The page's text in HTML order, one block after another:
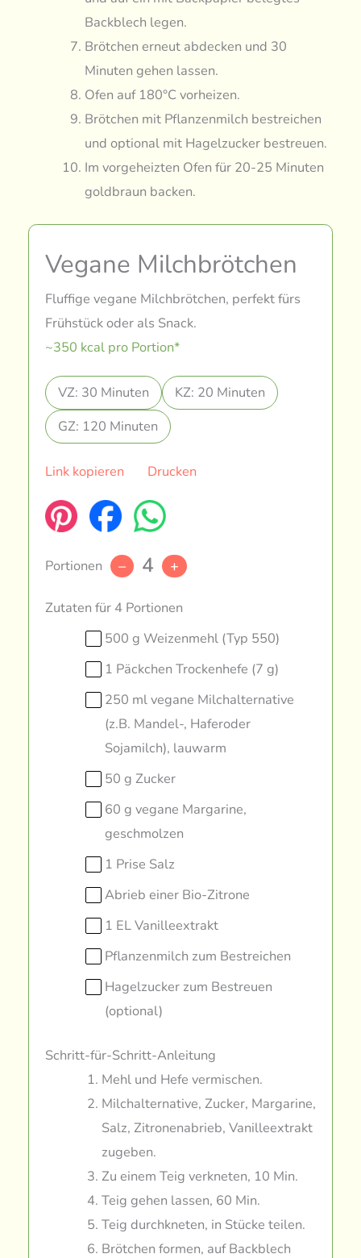
Backblech legen.
Brötchen erneut abdecken und 30
Minuten gehen lassen.
Ofen auf 180°C vorheizen.
Brötchen mit Pflanzenmilch bestreichen
und optional mit Hagelzucker bestreuen.
Im vorgeheizten Ofen für 20-25 Minuten
goldbraun backen.
Vegane Milchbrötchen
Fluffige vegane Milchbrötchen, perfekt fürs
Frühstück oder als Snack.
~350 kcal pro Portion*
VZ: 30 Minuten
KZ: 20 Minuten
GZ: 120 Minuten
Link kopieren Drucken
Portionen – 4 +
Zutaten für 4 Portionen
500 g Weizenmehl (Typ 550)
1 Päckchen Trockenhefe (7 g)
250 ml vegane Milchalternative
(z.B. Mandel-, Haferoder
Sojamilch), lauwarm
50 g Zucker
60 g vegane Margarine,
geschmolzen
1 Prise Salz
Abrieb einer Bio-Zitrone
1 EL Vanilleextrakt
Pflanzenmilch zum Bestreichen
Hagelzucker zum Bestreuen
(optional)
Schritt-für-Schritt-Anleitung
Mehl und Hefe vermischen.
Milchalternative, Zucker, Margarine,
Salz, Zitronenabrieb, Vanilleextrakt
zugeben.
Zu einem Teig verkneten, 10 Min.
Teig gehen lassen, 60 Min.
Teig durchkneten, in Stücke teilen.
Brötchen formen, auf Backblech